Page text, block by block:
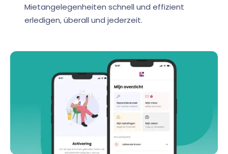
Mietangelegenheiten schnell und effizient
erledigen, überall und jederzeit.